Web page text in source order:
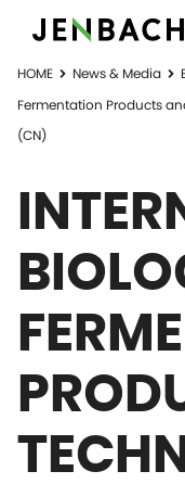
HOME News & Media
Fermentation Products
(CN)